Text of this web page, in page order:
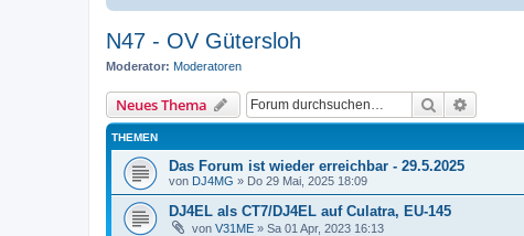
N47 - OV Gütersloh
Moderator: Moderatoren
Neues Thema Suche
THEMEN
Das Forum ist wieder erreichbar - 29.5.2025
von DJ4MG » Do 29 Mai, 2025 18:09
DJ4EL als CT7/DJ4EL auf Culatra, EU-145
von V31ME » Sa 01 Apr, 2023 16:13